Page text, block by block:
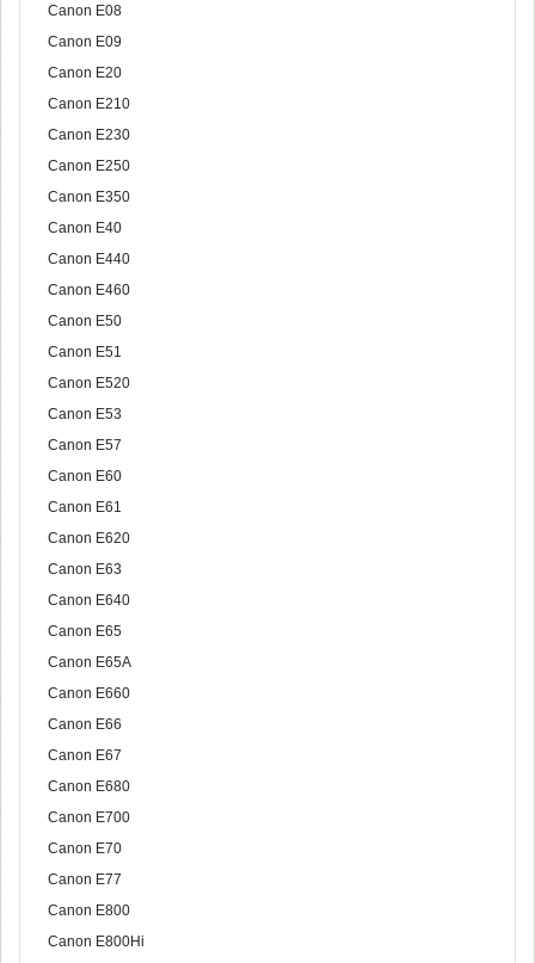
Canon E08
Canon E09
Canon E20
Canon E210
Canon E230
Canon E250
Canon E350
Canon E40
Canon E440
Canon E460
Canon E50
Canon E51
Canon E520
Canon E53
Canon E57
Canon E60
Canon E61
Canon E620
Canon E63
Canon E640
Canon E65
Canon E65A
Canon E660
Canon E66
Canon E67
Canon E680
Canon E700
Canon E70
Canon E77
Canon E800
Canon E800Hi